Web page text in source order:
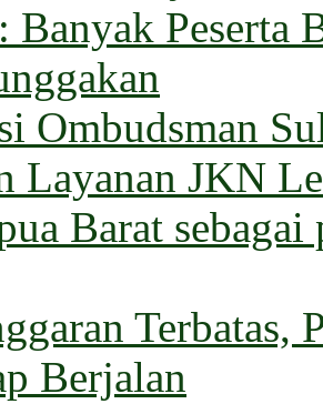
Peserta
Ombudsman
Layanan JKN
Barat
Terbatas,
Berjalan